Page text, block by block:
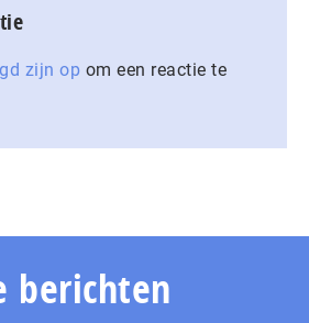
zijn op om een reactie te
berichten